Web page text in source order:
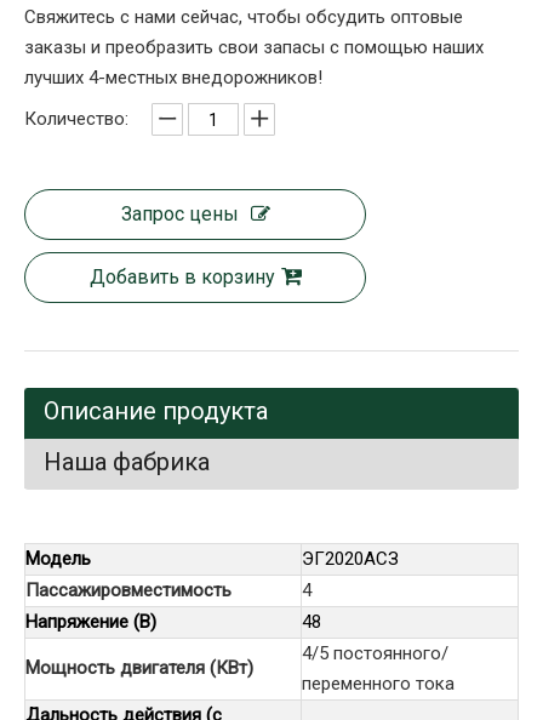
Свяжитесь с нами сейчас, чтобы обсудить оптовые
заказы и преобразить свои запасы с помощью наших
лучших 4-местных внедорожников! ​
Количество:
Запрос цены
Добавить в корзину
Описание продукта
Наша фабрика
Модель
ЭГ2020АСЗ
Пассажировместимость
4
Напряжение (В)
48
Мощность двигателя (КВт)
4/5 постоянного/
переменного тока
Дальность действия (с